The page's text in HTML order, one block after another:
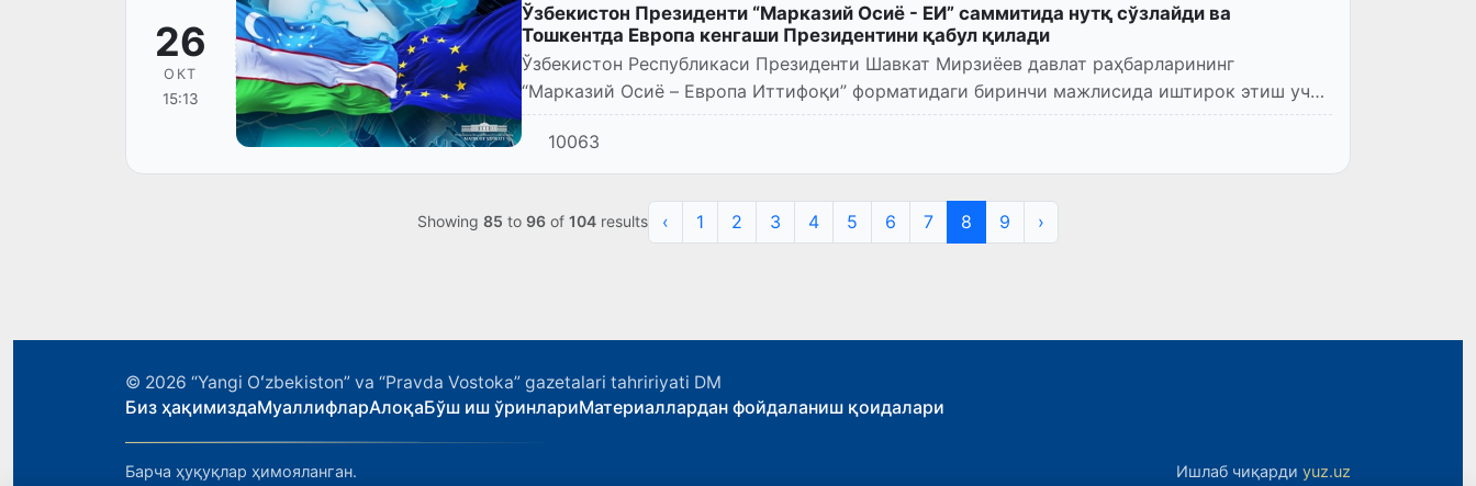
26
ОКТ
15:13
Ўзбекистон Президенти “Марказий Осиё - ЕИ” саммитида нутқ сўзлайди ва
Тошкентда Европа кенгаши Президентини қабул қилади
Ўзбекистон Республикаси Президенти Шавкат Мирзиёев давлат раҳбарларининг
“Марказий Осиё – Европа Иттифоқи” форматидаги биринчи мажлисида иштирок этиш учун
27 октябрь куни амалий т...
10063
Showing 85 to 96 of 104 results ‹ 1 2 3 4 5 6 7 8 9 ›
© 2026 “Yangi Oʻzbekiston” va “Pravda Vostoka” gazetalari tahririyati DM
Биз ҳақимиздаМуаллифларАлоқаБўш иш ўринлариМатериаллардан фойдаланиш қоидалари
Барча ҳуқуқлар ҳимояланган. Ишлаб чиқарди yuz.uz